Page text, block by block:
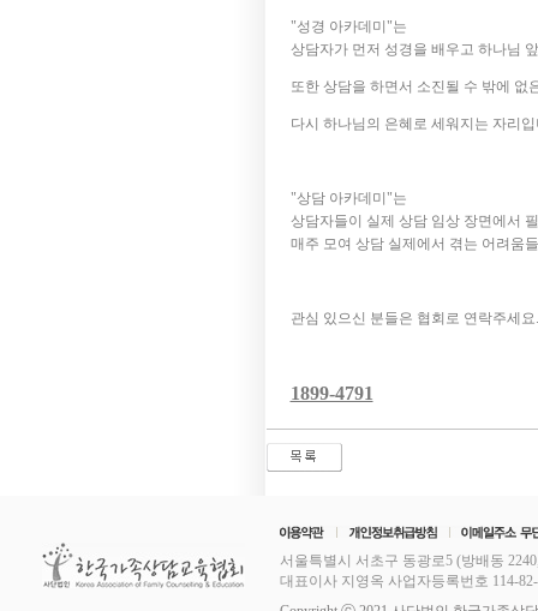
"성경 아카데미"는
상담자가 먼저 성경을 배우고 하나님
또한 상담을 하면서 소진될 수 밖에 없
다시 하나님의 은혜로 세워지는 자리
"상담 아카데미"는
상담자들이 실제 상담 임상 장면에서
매주 모여 상담 실제에서 겪는 어려움
관심 있으신 분들은 협회로 연락주세요.
1899-4791
서울특별시 서초구 동광로5 (방배동
대표이사 지영옥 사업자등록번호 114-